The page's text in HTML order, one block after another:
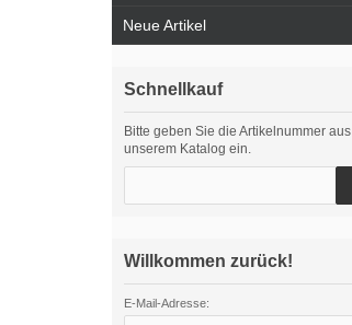
Neue Artikel
Schnellkauf
Bitte geben Sie die Artikelnummer aus
unserem Katalog ein.
Willkommen zurück!
E-Mail-Adresse: